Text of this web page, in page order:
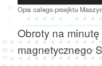
Opis całego proejktu
Obroty na
magnetycznego